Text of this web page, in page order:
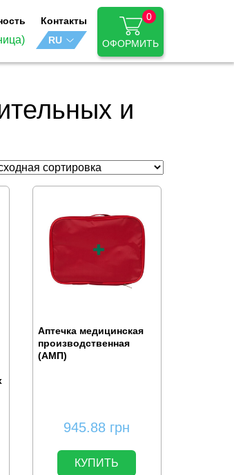
Контакты
0
ОФОРМИТЬ
и
Аптечка медицинская
производственная
(АМП)
945.88 грн
КУПИТЬ